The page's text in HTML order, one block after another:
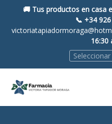
🚚 Tus productos en casa
📞 +34
16:30